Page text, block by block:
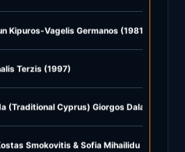
Kipuros-Vagelis Germanos (1981)
Terzis (1997)
(Traditional Cyprus) Giorgos Dalaras
Smokovitis & Sofia Mihailidu (1985)